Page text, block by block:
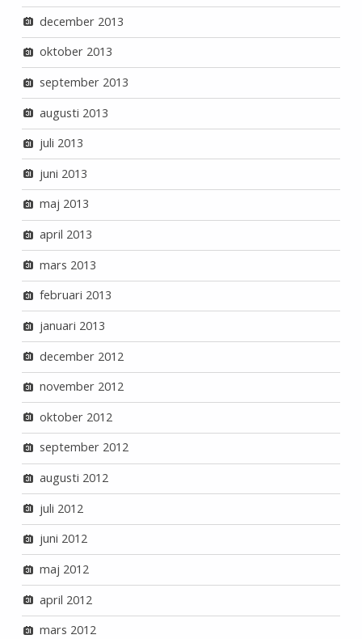
december 2013
oktober 2013
september 2013
augusti 2013
juli 2013
juni 2013
maj 2013
april 2013
mars 2013
februari 2013
januari 2013
december 2012
november 2012
oktober 2012
september 2012
augusti 2012
juli 2012
juni 2012
maj 2012
april 2012
mars 2012